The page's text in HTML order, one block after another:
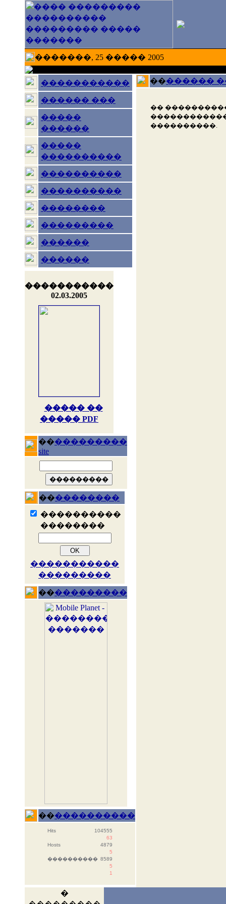
�������, 25 ����� 2005
�����������
������ ���
�����
������
�����
����������
����������
����������
��������
���������
������
������
�����������
02.03.2005
����� ��
����� PDF
�����������
site
����������
����������
��������
�����������
���������
�����������
������������
Hits
104555
63
Hosts
4879
5
���������� 8589
5
1
��������
��
����������.
�